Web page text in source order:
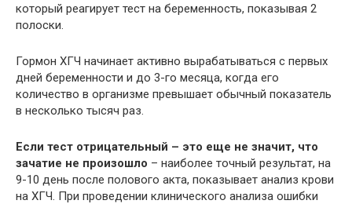
который реагирует тест на беременность, показывая 2
полоски.
Гормон ХГЧ начинает активно вырабатываться с первых
дней беременности и до 3-го месяца, когда его
количество в организме превышает обычный показатель
в несколько тысяч раз.
Если тест отрицательный – это еще не значит, что
зачатие не произошло – наиболее точный результат, на
9-10 день после полового акта, показывает анализ крови
на ХГЧ. При проведении клинического анализа ошибки